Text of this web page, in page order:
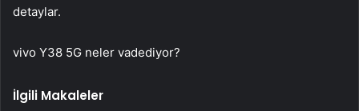
detaylar.
vivo Y38 5G neler vadediyor?
İlgili Makaleler